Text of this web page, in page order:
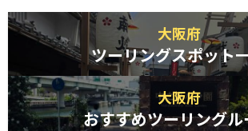
大阪府
ツーリングスポット
大阪府
おすすめツーリングル